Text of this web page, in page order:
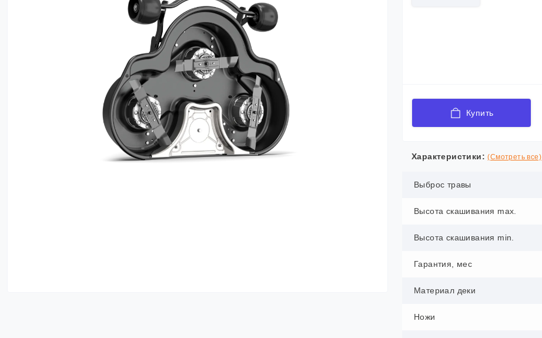
Купить
Характеристики: (Смотреть все)
Выброс травы
Высота скашивания max.
Высота скашивания min.
Гарантия, мес
Материал деки
Ножи